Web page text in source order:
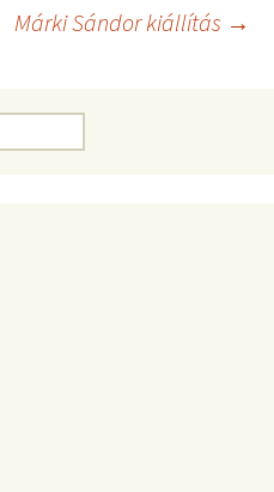
Márki Sándor kiállítás →